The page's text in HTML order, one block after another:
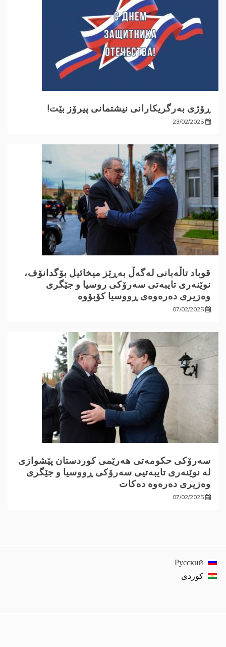
ڕۆژی بەرگریکارانی نیشتمانی پیرۆز بێت!
23/02/2025
قوباد تاڵەبانی لەگەڵ بەڕێز میخائیل بۆگدانۆف،
نوێنەری تایبەتی سەرۆکی روسیا و جێگری
وەزیری دەرەوەی ڕووسیا کۆبۆوە
07/02/2025
سەرۆکی حکومەتی هەرێمی کوردستان پێشوازی
لە نوێنەری تایبەتیی سەرۆکی ڕووسیا و جێگری
وەزیری دەرەوە دەکات
07/02/2025
Русский
كوردی‎